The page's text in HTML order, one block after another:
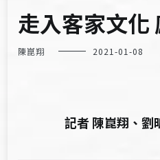
走入客家文化
陳崑翔 2021-01-08
記者 陳崑翔、劉